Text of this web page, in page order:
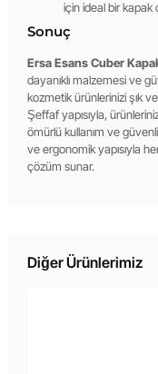
için ideal bir kapak
Sonuç
Ersa Esans Cuber
dayanıklı malzemesi ve
kozmetik ürünlerinizi şık
Şeffaf yapısıyla,
ömürlü kullanım ve
ve ergonomik yapısıyla
çözüm sunar.
Diğer Ürünlerimiz